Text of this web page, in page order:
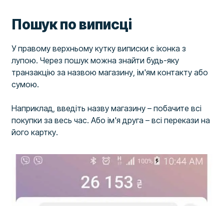
Пошук по виписці
У правому верхньому кутку виписки є іконка з
лупою. Через пошук можна знайти будь-яку
транзакцію за назвою магазину, ім'ям контакту або
сумою.
Наприклад, введіть назву магазину – побачите всі
покупки за весь час. Або ім'я друга – всі перекази на
його картку.